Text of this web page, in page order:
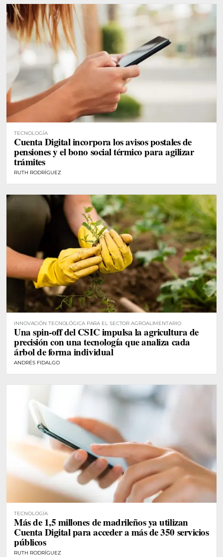
TECNOLOGÍA
Cuenta Digital incorpora los avisos postales de
pensiones y el bono social térmico para agilizar
trámites
RUTH RODRÍGUEZ
INNOVACIÓN TECNOLÓGICA PARA EL SECTOR AGROALIMENTARIO
Una spin-off del CSIC impulsa la agricultura de
precisión con una tecnología que analiza cada
árbol de forma individual
ANDRÉS FIDALGO
TECNOLOGÍA
Más de 1,5 millones de madrileños ya utilizan
Cuenta Digital para acceder a más de 350 servicios
públicos
RUTH RODRÍGUEZ